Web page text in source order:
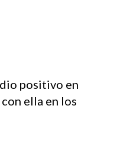
positivo en
ella en los